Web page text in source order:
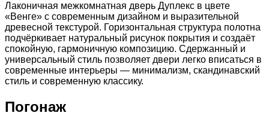
Лаконичная межкомнатная дверь Дуплекс в цвете
«Венге» с современным дизайном и выразительной
древесной текстурой. Горизонтальная структура полотна
подчёркивает натуральный рисунок покрытия и создаёт
спокойную, гармоничную композицию. Сдержанный и
универсальный стиль позволяет двери легко вписаться в
современные интерьеры — минимализм, скандинавский
стиль и современную классику.
Погонаж